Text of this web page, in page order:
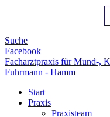
Suche
Facebook
Facharztpraxis für Mund-,
Fuhrmann - Hamm
Start
Praxis
Praxisteam